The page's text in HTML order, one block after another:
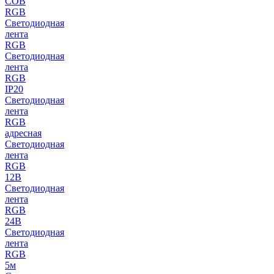
RGB
Светодиодная
лента
RGB
Светодиодная
лента
RGB
IP20
Светодиодная
лента
RGB
адресная
Светодиодная
лента
RGB
12В
Светодиодная
лента
RGB
24В
Светодиодная
лента
RGB
5м